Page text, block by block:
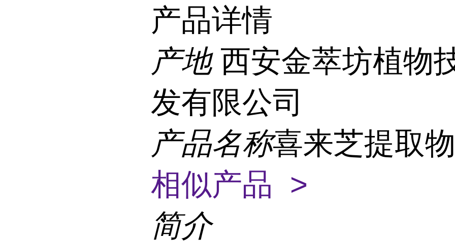
产品详情
产地 西安金萃坊植物
发有限公司
产品名称喜来芝提取
相似产品 >
简介